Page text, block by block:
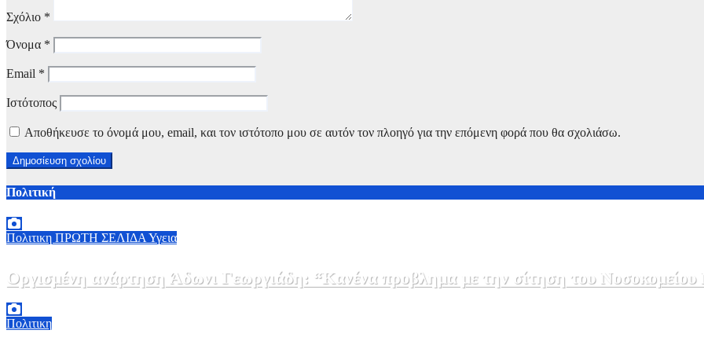
Σχόλιο *
Όνομα *
Email *
Ιστότοπος
Αποθήκευσε το όνομά μου, email, και τον ιστότοπο μου σε αυτόν τον πλοηγό για την επόμενη φορά που θα σχολιάσω.
Πολιτική
Πολιτικη ΠΡΩΤΗ ΣΕΛΙΔΑ Υγεια
Οργισμένη ανάρτηση Άδωνι Γεωργιάδη: “Κανένα προβλημα με την σίτηση του Νοσοκομείου
Πολιτικη